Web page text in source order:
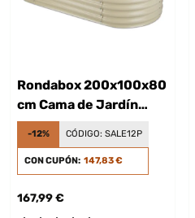
Rondabox 200x100x80
cm Cama de Jardín
elevada Crema
-12% CÓDIGO: SALE12P
CON CUPÓN: 147,83 €
167,99 €